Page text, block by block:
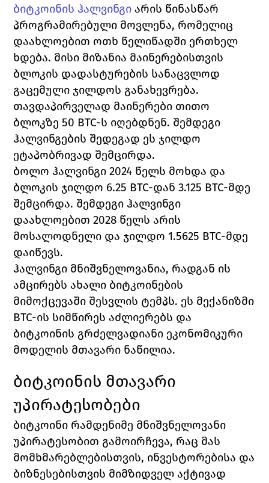
ბიტკოინის ჰალვინგი არის წინასწარ
პროგრამირებული მოვლენა, რომელიც
დაახლოებით ოთხ წელიწადში ერთხელ
ხდება. მისი მიზანია მაინერებისთვის
ბლოკის დადასტურების სანაცვლოდ
გაცემული ჯილდოს განახევრება.
თავდაპირველად მაინერები თითო
ბლოკზე 50 BTC-ს იღებდნენ. შემდეგი
ჰალვინგების შედეგად ეს ჯილდო
ეტაპობრივად შემცირდა.
ბოლო ჰალვინგი 2024 წელს მოხდა და
ბლოკის ჯილდო 6.25 BTC-დან 3.125 BTC-მდე
შემცირდა. შემდეგი ჰალვინგი
დაახლოებით 2028 წელს არის
მოსალოდნელი და ჯილდო 1.5625 BTC-მდე
დაიწევს.
ჰალვინგი მნიშვნელოვანია, რადგან ის
ამცირებს ახალი ბიტკოინების
მიმოქცევაში შესვლის ტემპს. ეს მექანიზმი
BTC-ის სიმწირეს აძლიერებს და
ბიტკოინის გრძელვადიანი ეკონომიკური
მოდელის მთავარი ნაწილია.
ბიტკოინის მთავარი
უპირატესობები
ბიტკოინი რამდენიმე მნიშვნელოვანი
უპირატესობით გამოირჩევა, რაც მას
მომხმარებლებისთვის, ინვესტორებისა და
ბიზნესებისთვის მიმზიდველ აქტივად